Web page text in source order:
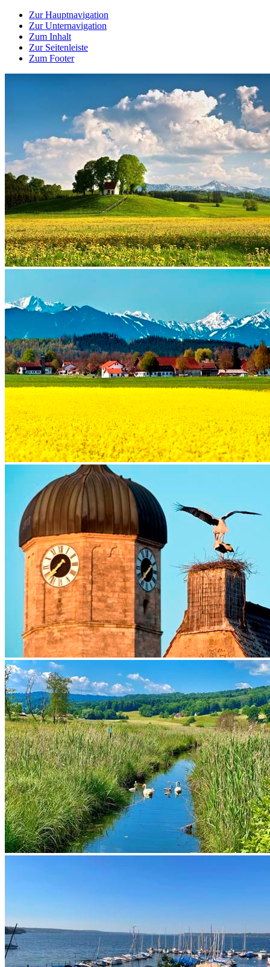
Zur Hauptnavigation
Zur Unternavigation
Zum Inhalt
Zur Seitenleiste
Zum Footer